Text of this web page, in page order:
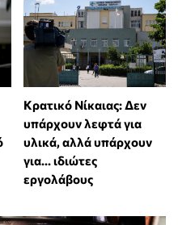
Κρατικό Νίκαιας: Δεν
υπάρχουν λεφτά για
υλικά, αλλά υπάρχουν
για... ιδιώτες
εργολάβους